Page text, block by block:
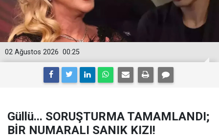
00:25
02 Ağustos 2026
Güllü... SORUŞTURMA TAMAMLANDI;
BİR NUMARALI SANIK KIZI!